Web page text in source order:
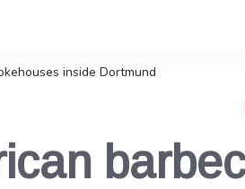
inside Dortmund